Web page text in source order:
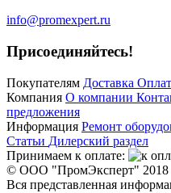
info@promexpert.ru
Присоединяйтесь!
Покупателям Доставка
Компания О компании
предложения
Информация Ремонт
Статьи Дилерский раздел
Принимаем к оплате:
© ООО "ПромЭксперт" 2018
Вся представленная